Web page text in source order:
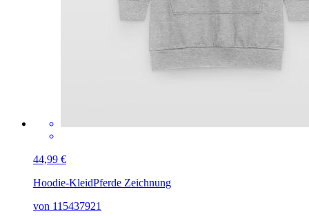
44,99 €
Hoodie-KleidPferde Zeichnung
von 115437921